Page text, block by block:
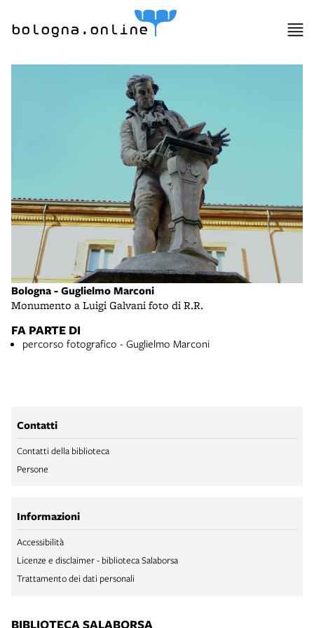
bologna.online
Bologna - Guglielmo Marconi
Monumento a Luigi Galvani foto di R.R.
FA PARTE DI
percorso fotografico - Guglielmo Marconi
Contatti
Contatti della biblioteca
Persone
Informazioni
Accessibilità
Licenze e disclaimer - biblioteca Salaborsa
Trattamento dei dati personali
BIBLIOTECA SALABORSA